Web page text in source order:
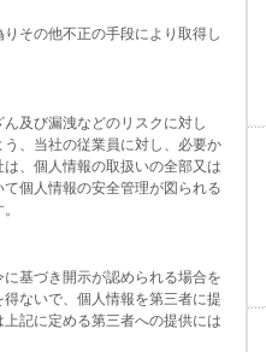
その他不正の手段により取得し
及び漏洩などのリスクに対し
、当社の従業員に対し、必要か
、個人情報の取扱いの全部又は
個人情報の安全管理が図られる
基づき開示が認められる場合を
ないで、個人情報を第三者に提
記に定める第三者への提供には